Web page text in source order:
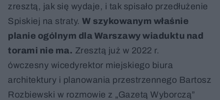
zresztą, jak się wydaje, i tak spisało przedłużenie
Spiskiej na straty. W szykowanym właśnie
planie ogólnym dla Warszawy wiaduktu nad
torami nie ma. Zresztą już w 2022 r.
ówczesny wicedyrektor miejskiego biura
architektury i planowania przestrzennego Bartosz
Rozbiewski w rozmowie z „Gazetą Wyborczą”